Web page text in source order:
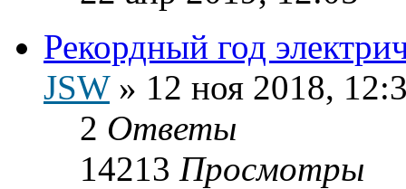
Рекордный год
JSW» 12 ноя 2018,
2 Ответы
14213 Просмотры